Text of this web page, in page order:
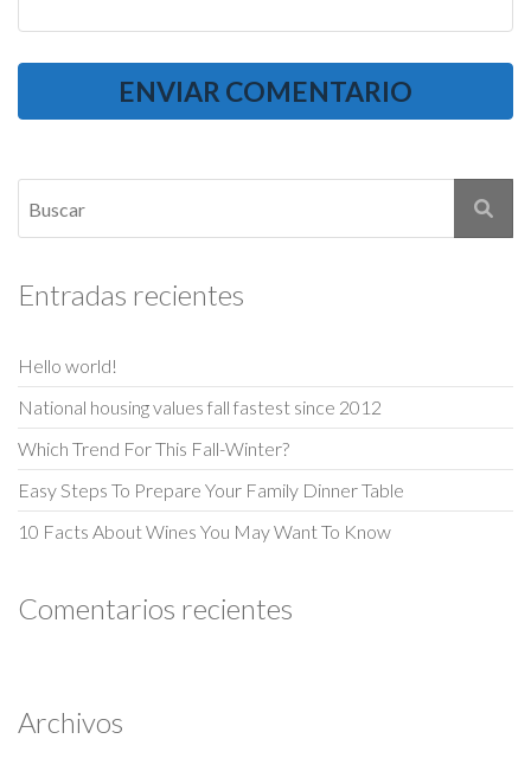
Entradas recientes
Hello world!
National housing values fall fastest since 2012
Which Trend For This Fall-Winter?
Easy Steps To Prepare Your Family Dinner Table
10 Facts About Wines You May Want To Know
Comentarios recientes
Archivos